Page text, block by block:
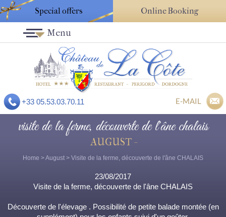
Special offers Online Booking
+33 05.53.03.70.11 E-MAIL
Menu
visite de la ferme, découverte de l'âne chalais
AUGUST -
Home >August > Visite de la ferme, découverte de l'âne CHALAIS
23/08/2017
Visite de la ferme, découverte de l'âne CHALAIS
Découverte de l'élevage . Possibilité de petite balade montée (en